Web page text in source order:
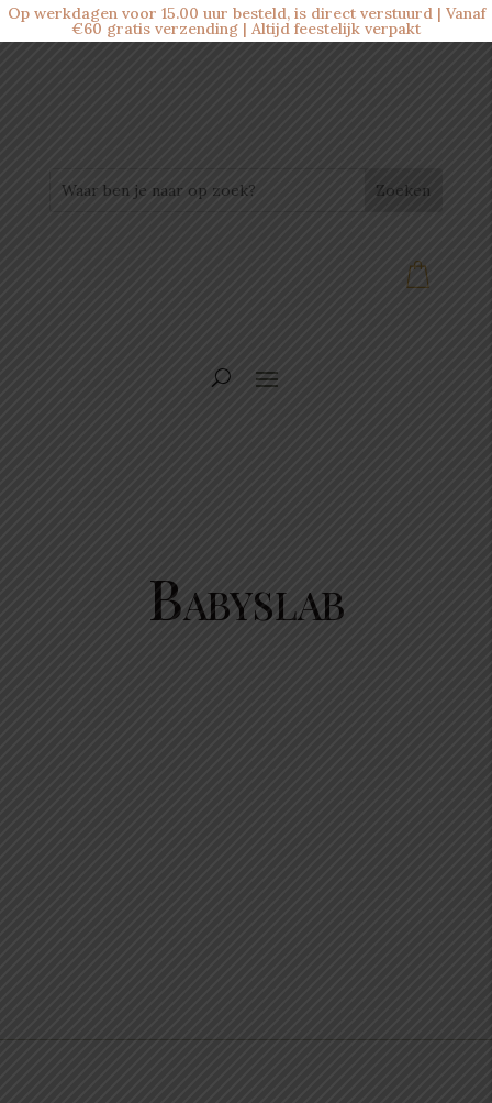
Op werkdagen voor 15.00 uur besteld, is direct verstuurd | Vanaf
€60 gratis verzending | Altijd feestelijk verpakt
Babyslab